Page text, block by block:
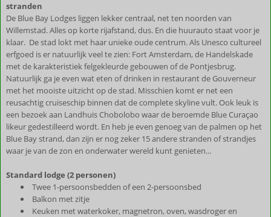
stranden
De Blue Bay Lodges liggen lekker centraal, net ten noorden van
Willemstad. Alles op korte rijafstand, dus. En die huurauto staat voor je
klaar. De stad lokt met haar unieke oude centrum. Als Unesco cultureel
erfgoed is er natuurlijk veel te zien: Fort Amsterdam, de Handelskade
met de karakteristiek felgekleurde gebouwen of de Pontjesbrug.
Natuurlijk ga je even wat eten of drinken in restaurant de Gouverneur
met het mooiste uitzicht op de stad. Misschien komt er net een
reusachtig cruiseschip binnen dat de complete skyline vult. Ook leuk is
een bezoek aan Landhuis Chobolobo waar de beroemde Blue Curaçao
likeur gedestilleerd wordt. En heb je even genoeg van de palmen op het
Blue Bay strand, dan zijn er nog zeker 15 andere stranden of strandjes
waar je van de zon en onderwater wereld kunt genieten...
Standard lodge (2 personen)
Twee 1-persoonsbedden of een 2-persoonsbed
Balkon met zitje
Keuken met waterkoker, magnetron, oven, wasdroger en